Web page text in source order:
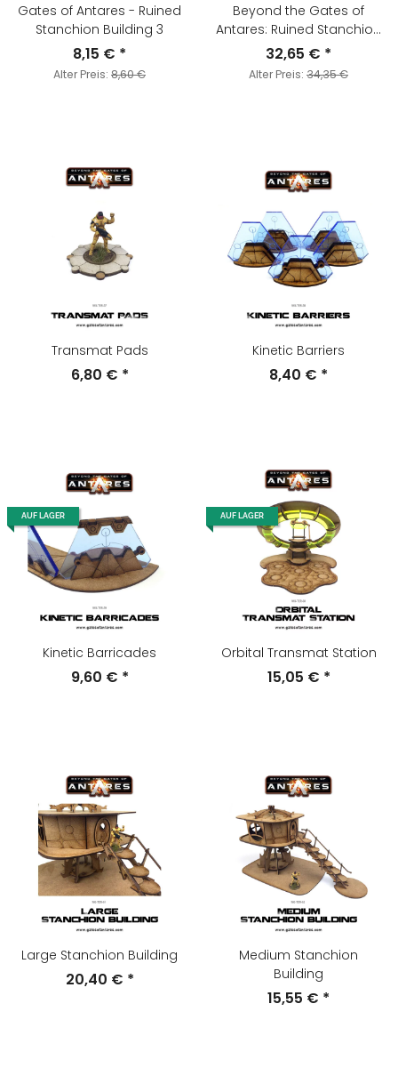
Gates of Antares - Ruined
Stanchion Building 3
8,15 € *
Alter Preis: 8,60 €
Beyond the Gates of
Antares: Ruined Stanchion
Building Bundle
32,65 € *
Alter Preis: 34,35 €
Transmat Pads
6,80 € *
Kinetic Barriers
8,40 € *
AUF LAGER
Kinetic Barricades
9,60 € *
AUF LAGER
Orbital Transmat Station
15,05 € *
Large Stanchion Building
20,40 € *
Medium Stanchion
Building
15,55 € *